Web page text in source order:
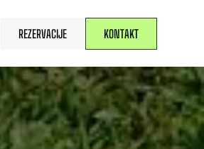
REZERVACIJE KONTAKT